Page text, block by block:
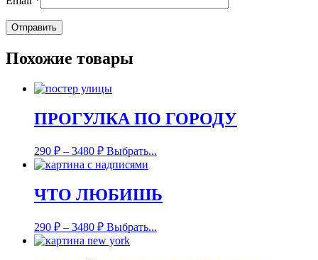
Похожие товары
ПРОГУЛКА ПО ГОРОДУ
290 ₽ – 3480 ₽ Выбрать...
ЧТО ЛЮБИШЬ
290 ₽ – 3480 ₽ Выбрать...